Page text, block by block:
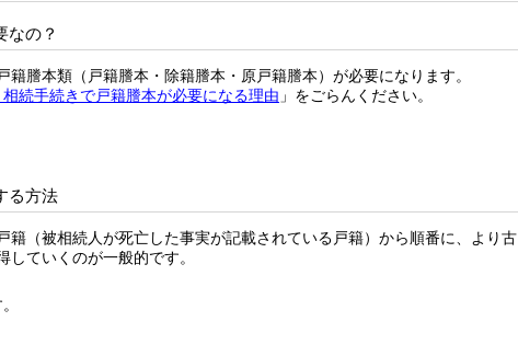
なの？
籍謄本類（戸籍謄本・除籍謄本・原戸籍謄本）が必要になります。
相続手続きで戸籍謄本が必要になる理由 」をごらんください。
る方法
籍（被相続人が死亡した事実が記載されている戸籍）から順番に、より古
していくのが一般的です。